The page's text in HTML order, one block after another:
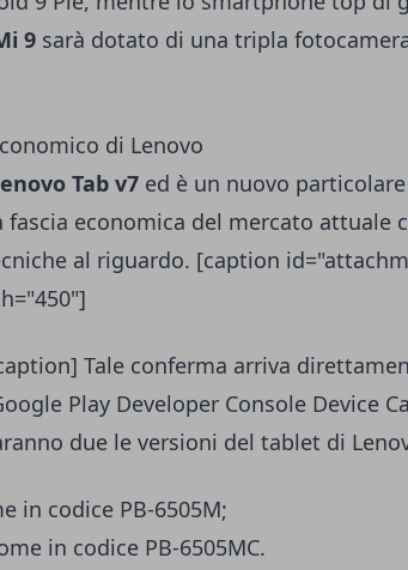
9 sarà dotato di una tripla
di Lenovo
Tab v7 ed è un nuovo
fascia economica del mercato attuale
al riguardo. [caption
Tale conferma arriva
Play Developer Console Device
due le versioni del tablet di
in codice PB-6505M;
in codice PB-6505MC.